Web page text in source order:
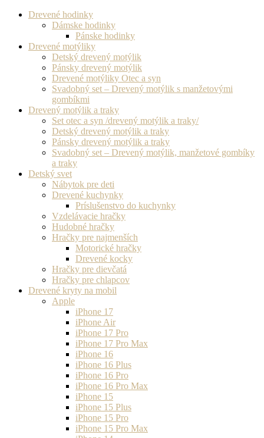
Drevené hodinky
Dámske hodinky
Pánske hodinky
Drevené motýliky
Detský drevený motýlik
Pánsky drevený motýlik
Drevené motýliky Otec a syn
Svadobný set – Drevený motýlik s manžetovými
gombíkmi
Drevený motýlik a traky
Set otec a syn /drevený motýlik a traky/
Detský drevený motýlik a traky
Pánsky drevený motýlik a traky
Svadobný set – Drevený motýlik, manžetové gombíky
a traky
Detský svet
Nábytok pre deti
Drevené kuchynky
Príslušenstvo do kuchynky
Vzdelávacie hračky
Hudobné hračky
Hračky pre najmenších
Motorické hračky
Drevené kocky
Hračky pre dievčatá
Hračky pre chlapcov
Drevené kryty na mobil
Apple
iPhone 17
iPhone Air
iPhone 17 Pro
iPhone 17 Pro Max
iPhone 16
iPhone 16 Plus
iPhone 16 Pro
iPhone 16 Pro Max
iPhone 15
iPhone 15 Plus
iPhone 15 Pro
iPhone 15 Pro Max